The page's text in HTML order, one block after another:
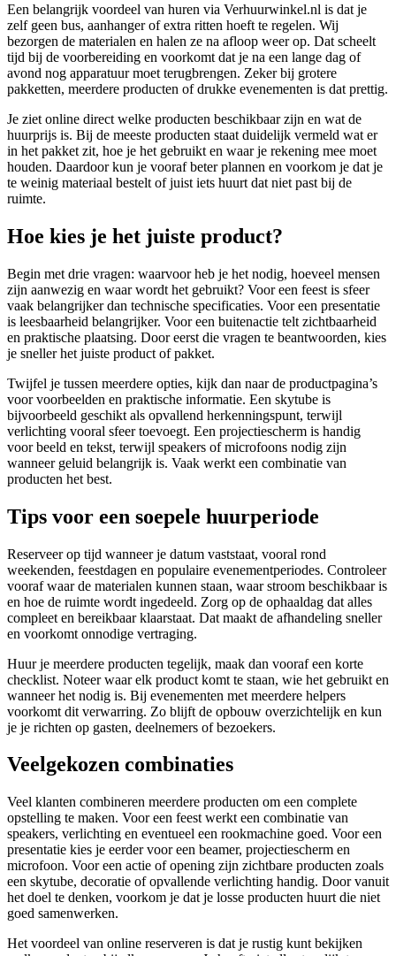
Een belangrijk voordeel van huren via Verhuurwinkel.nl is dat je
zelf geen bus, aanhanger of extra ritten hoeft te regelen. Wij
bezorgen de materialen en halen ze na afloop weer op. Dat scheelt
tijd bij de voorbereiding en voorkomt dat je na een lange dag of
avond nog apparatuur moet terugbrengen. Zeker bij grotere
pakketten, meerdere producten of drukke evenementen is dat prettig.
Je ziet online direct welke producten beschikbaar zijn en wat de
huurprijs is. Bij de meeste producten staat duidelijk vermeld wat er
in het pakket zit, hoe je het gebruikt en waar je rekening mee moet
houden. Daardoor kun je vooraf beter plannen en voorkom je dat je
te weinig materiaal bestelt of juist iets huurt dat niet past bij de
ruimte.
Hoe kies je het juiste product?
Begin met drie vragen: waarvoor heb je het nodig, hoeveel mensen
zijn aanwezig en waar wordt het gebruikt? Voor een feest is sfeer
vaak belangrijker dan technische specificaties. Voor een presentatie
is leesbaarheid belangrijker. Voor een buitenactie telt zichtbaarheid
en praktische plaatsing. Door eerst die vragen te beantwoorden, kies
je sneller het juiste product of pakket.
Twijfel je tussen meerdere opties, kijk dan naar de productpagina’s
voor voorbeelden en praktische informatie. Een skytube is
bijvoorbeeld geschikt als opvallend herkenningspunt, terwijl
verlichting vooral sfeer toevoegt. Een projectiescherm is handig
voor beeld en tekst, terwijl speakers of microfoons nodig zijn
wanneer geluid belangrijk is. Vaak werkt een combinatie van
producten het best.
Tips voor een soepele huurperiode
Reserveer op tijd wanneer je datum vaststaat, vooral rond
weekenden, feestdagen en populaire evenementperiodes. Controleer
vooraf waar de materialen kunnen staan, waar stroom beschikbaar is
en hoe de ruimte wordt ingedeeld. Zorg op de ophaaldag dat alles
compleet en bereikbaar klaarstaat. Dat maakt de afhandeling sneller
en voorkomt onnodige vertraging.
Huur je meerdere producten tegelijk, maak dan vooraf een korte
checklist. Noteer waar elk product komt te staan, wie het gebruikt en
wanneer het nodig is. Bij evenementen met meerdere helpers
voorkomt dit verwarring. Zo blijft de opbouw overzichtelijk en kun
je je richten op gasten, deelnemers of bezoekers.
Veelgekozen combinaties
Veel klanten combineren meerdere producten om een complete
opstelling te maken. Voor een feest werkt een combinatie van
speakers, verlichting en eventueel een rookmachine goed. Voor een
presentatie kies je eerder voor een beamer, projectiescherm en
microfoon. Voor een actie of opening zijn zichtbare producten zoals
een skytube, decoratie of opvallende verlichting handig. Door vanuit
het doel te denken, voorkom je dat je losse producten huurt die niet
goed samenwerken.
Het voordeel van online reserveren is dat je rustig kunt bekijken